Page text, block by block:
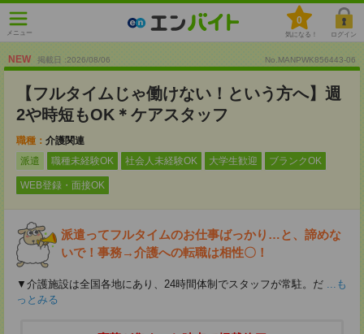
メニュー
0
気になる！ ログイン
NEW 掲載日 :2026/08/06 No.MANPWK856443-06
【フルタイムじゃ働けない！という方へ】週
2や時短もOK＊ケアスタッフ
職種： 介護関連
派遣
職種未経験OK 社会人未経験OK 大学生歓迎 ブランクOK
WEB登録・面接OK
派遣ってフルタイムのお仕事ばっかり…と、諦めな
いで！事務→介護への転職は相性〇！
▼介護施設は全国各地にあり、24時間体制でスタッフが常駐。だ ...も
っとみる